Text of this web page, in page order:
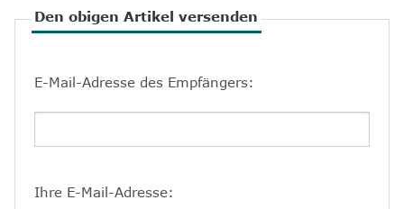
3
Wir über uns
6Unterstützen
7Presse
Den obigen Artikel versenden
E-Mail-Adresse des Empfängers:
Ihre E-Mail-Adresse: